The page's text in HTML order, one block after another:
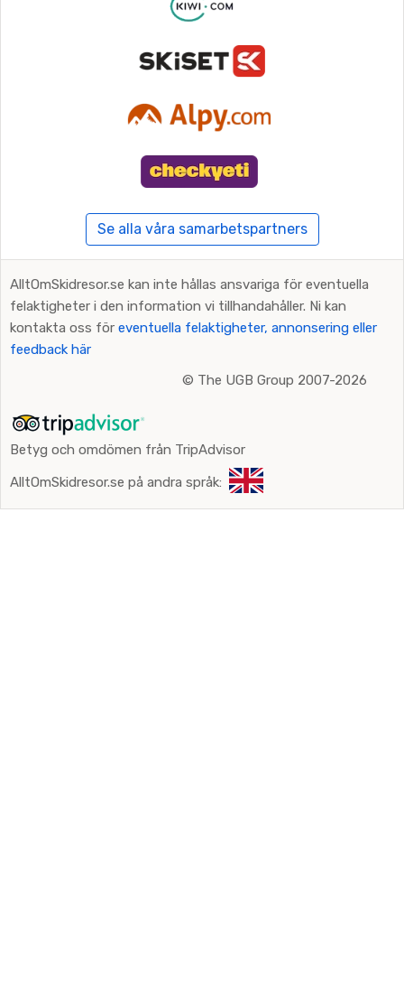
Se alla våra samarbetspartners
AlltOmSkidresor.se kan inte hållas ansvariga för eventuella
felaktigheter i den information vi tillhandahåller. Ni kan
kontakta oss för eventuella felaktigheter, annonsering eller
feedback här
© The UGB Group 2007-2026
Betyg och omdömen från TripAdvisor
AlltOmSkidresor.se på andra språk: